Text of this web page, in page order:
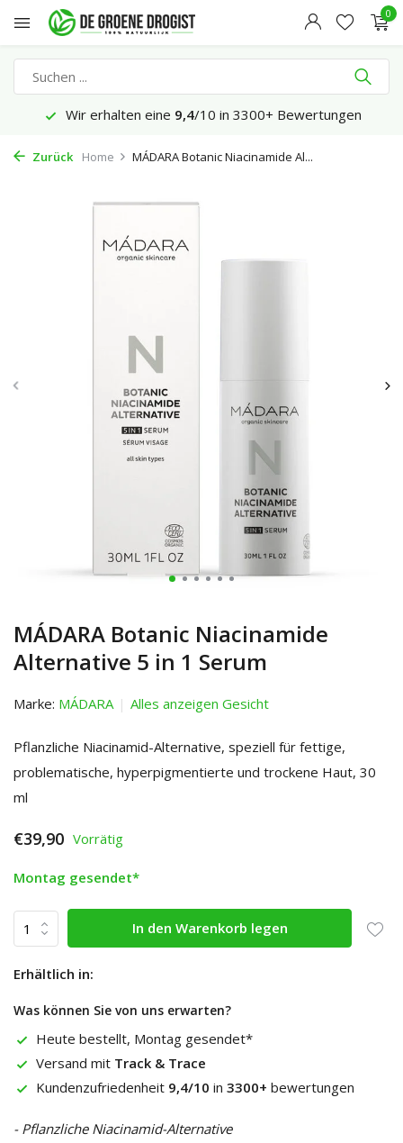
0
Wir erhalten eine 9,4/10 in 3300+ Bewertungen
Zurück Home MÁDARA Botanic Niacinamide Al...
MÁDARA Botanic Niacinamide
Alternative 5 in 1 Serum
Marke: MÁDARA Alles anzeigen Gesicht
Pflanzliche Niacinamid-Alternative, speziell für fettige,
problematische, hyperpigmentierte und trockene Haut, 30
ml
€39,90 Vorrätig
Montag gesendet*
In den Warenkorb legen
Erhältlich in:
Was können Sie von uns erwarten?
Heute bestellt, Montag gesendet*
Versand mit Track & Trace
Kundenzufriedenheit 9,4/10 in 3300+ bewertungen
- Pflanzliche Niacinamid-Alternative